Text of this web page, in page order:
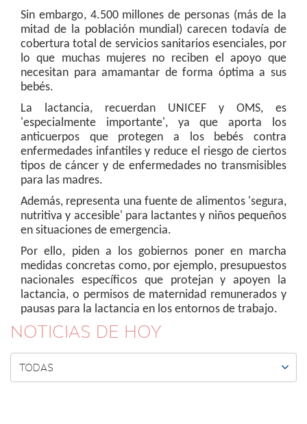
Sin embargo, 4.500 millones de personas (más de la
mitad de la población mundial) carecen todavía de
cobertura total de servicios sanitarios esenciales, por
lo que muchas mujeres no reciben el apoyo que
necesitan para amamantar de forma óptima a sus
bebés.
La lactancia, recuerdan UNICEF y OMS, es
'especialmente importante', ya que aporta los
anticuerpos que protegen a los bebés contra
enfermedades infantiles y reduce el riesgo de ciertos
tipos de cáncer y de enfermedades no transmisibles
para las madres.
Además, representa una fuente de alimentos 'segura,
nutritiva y accesible' para lactantes y niños pequeños
en situaciones de emergencia.
Por ello, piden a los gobiernos poner en marcha
medidas concretas como, por ejemplo, presupuestos
nacionales específicos que protejan y apoyen la
lactancia, o permisos de maternidad remunerados y
pausas para la lactancia en los entornos de trabajo.
NOTICIAS DE HOY
TODAS 